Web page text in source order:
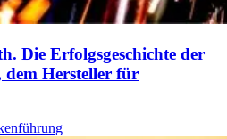
Die Erfolgsgeschichte der
Hersteller für